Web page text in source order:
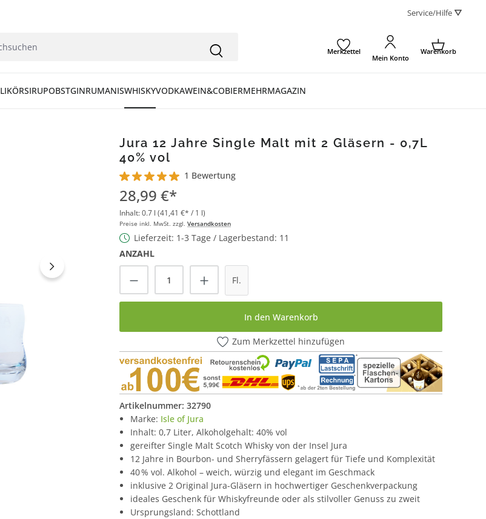
Service/Hilfe ⛛
Merkzettel
Mein Konto
Warenkorb
LIKÖRSIRUPOBSTGINRUMANISWHISKYVODKAWEIN&COBIERMEHRMAGAZIN
Jura 12 Jahre Single Malt mit 2 Gläsern - 0,7L
40% vol
Durchschnittliche Bewertung von 5 von 5 Sternen
1 Bewertung
28,99 €*
Inhalt:0.7 l (41,41 €* / 1 l)
Preise inkl. MwSt. zzgl. Versandkosten
Lieferzeit: 1-3 Tage / Lagerbestand: 11
ANZAHL
Produkt Anzahl: Gib den gewünschten Wert ein
Fl.
In den Warenkorb
Zum Merkzettel hinzufügen
Artikelnummer: 32790
Marke: Isle of Jura
Inhalt: 0,7 Liter, Alkoholgehalt: 40% vol
gereifter Single Malt Scotch Whisky von der Insel Jura
12 Jahre in Bourbon- und Sherryfässern gelagert für Tiefe und Komplexität
40 % vol. Alkohol – weich, würzig und elegant im Geschmack
inklusive 2 Original Jura-Gläsern in hochwertiger Geschenkverpackung
ideales Geschenk für Whiskyfreunde oder als stilvoller Genuss zu zweit
Ursprungsland: Schottland